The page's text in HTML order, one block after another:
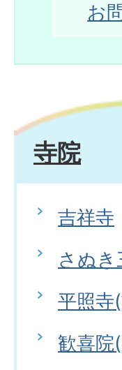
お
寺院
吉祥寺
さぬき
平照寺
歓喜院